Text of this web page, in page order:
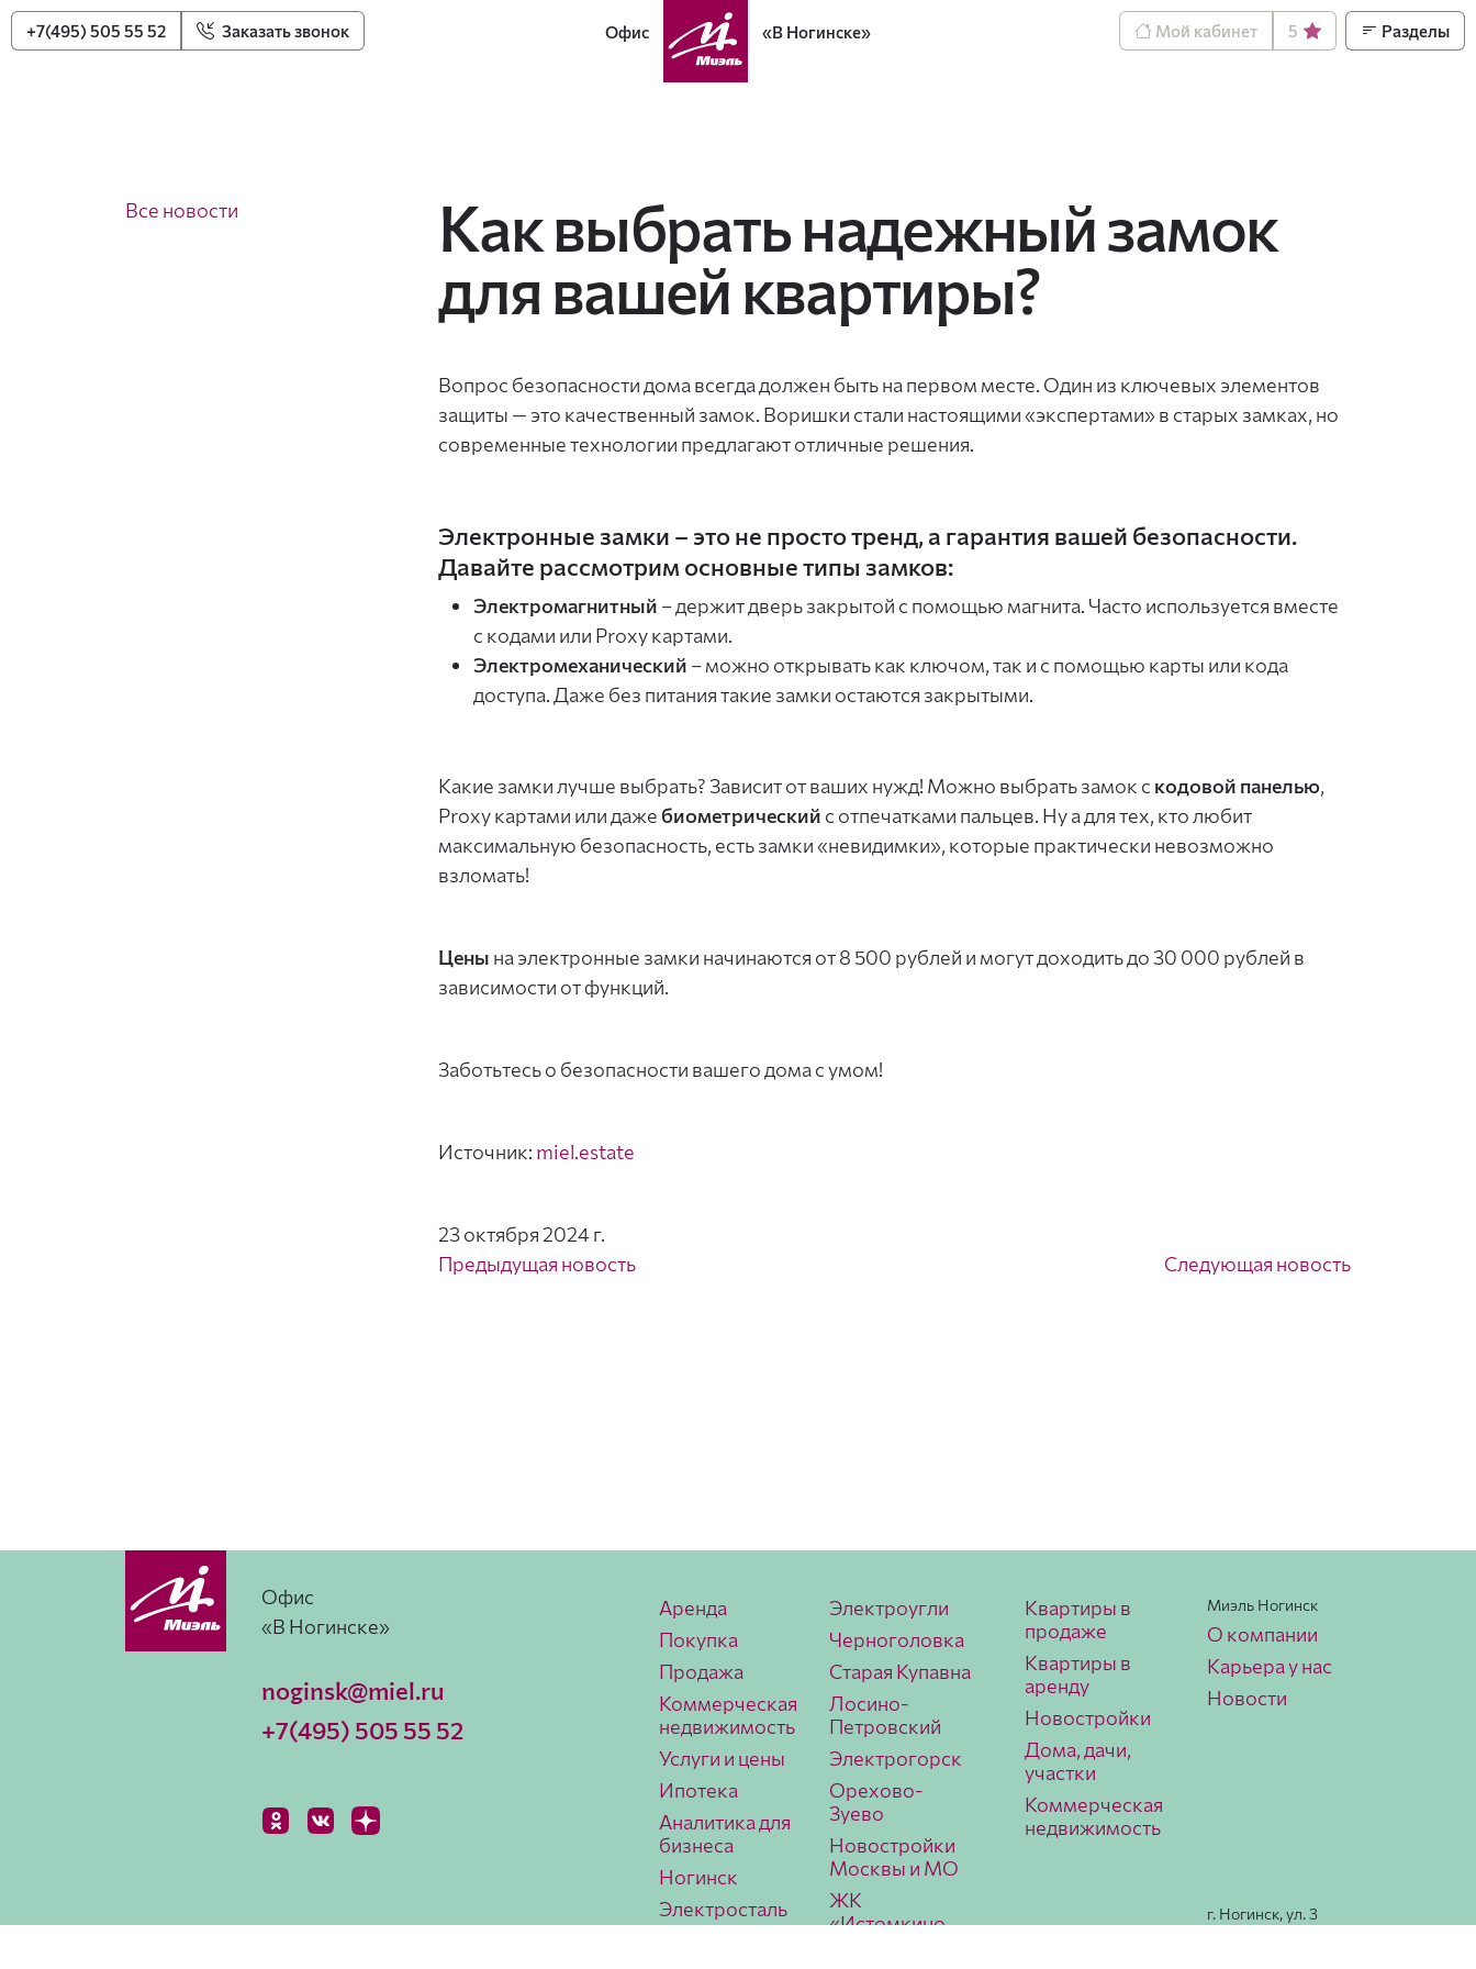
+7(495) 505 55 52 Заказать звонок Мой кабинет 5 Разделы
Офис «В Ногинске»
Все новости
Как выбрать надежный замок
для вашей квартиры?
Вопрос безопасности дома всегда должен быть на первом месте. Один из ключевых элементов
защиты — это качественный замок. Воришки стали настоящими «экспертами» в старых замках, но
современные технологии предлагают отличные решения.
Электронные замки – это не просто тренд, а гарантия вашей безопасности.
Давайте рассмотрим основные типы замков:
Электромагнитный – держит дверь закрытой с помощью магнита. Часто используется вместе
с кодами или Proxy картами.
Электромеханический – можно открывать как ключом, так и с помощью карты или кода
доступа. Даже без питания такие замки остаются закрытыми.
Какие замки лучше выбрать? Зависит от ваших нужд! Можно выбрать замок с кодовой панелью,
Proxy картами или даже биометрический с отпечатками пальцев. Ну а для тех, кто любит
максимальную безопасность, есть замки «невидимки», которые практически невозможно
взломать!
Цены на электронные замки начинаются от 8 500 рублей и могут доходить до 30 000 рублей в
зависимости от функций.
Заботьтесь о безопасности вашего дома с умом!
Источник: miel.estate
23 октября 2024 г.
Предыдущая новость
Следующая новость
Офис
«В Ногинске»
noginsk@miel.ru
+7(495) 505 55 52
Аренда
Покупка
Продажа
Коммерческая
недвижимость
Услуги и цены
Ипотека
Аналитика для
бизнеса
Ногинск
Электросталь
Электроугли
Черноголовка
Старая Купавна
Лосино-
Петровский
Электрогорск
Орехово-
Зуево
Новостройки
Москвы и МО
ЖК
«Истомкино
Квартиры в
продаже
Квартиры в
аренду
Новостройки
Дома, дачи,
участки
Коммерческая
недвижимость
Миэль Ногинск
О компании
Карьера у нас
Новости
г. Ногинск, ул. 3
Интерна­ционала,